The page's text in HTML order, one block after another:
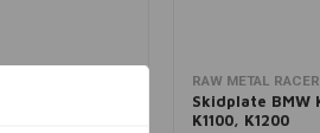
/ K100
In
RAW METAL
Skidplate BMW
K1100, K1200